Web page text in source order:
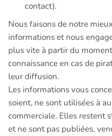
contact).
Nous faisons de notre
informations et nous
plus vite à partir du
connaissance en cas de
leur diffusion.
Les informations vous
soient, ne sont utilisées à
commerciale. Elles restent
et ne sont pas publiées,